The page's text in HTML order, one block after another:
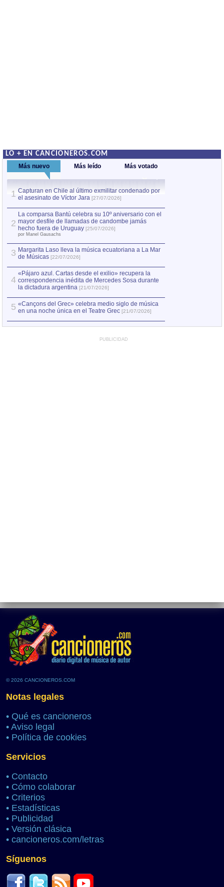
LO + EN CANCIONEROS.COM
Más nuevo Más leído Más votado
1 Capturan en Chile al último exmilitar condenado por
el asesinato de Víctor Jara [27/07/2026]
2
La comparsa Bantú celebra su 10º aniversario con el
mayor desfile de llamadas de candombe jamás
hecho fuera de Uruguay [25/07/2026]
por Manel Gausachs
3 Margarita Laso lleva la música ecuatoriana a La Mar
de Músicas [22/07/2026]
4
«Pájaro azul. Cartas desde el exilio» recupera la
correspondencia inédita de Mercedes Sosa durante
la dictadura argentina [21/07/2026]
5 «Cançons del Grec» celebra medio siglo de música
en una noche única en el Teatre Grec [21/07/2026]
PUBLICIDAD
© 2026 CANCIONEROS.COM
Notas legales
• Qué es cancioneros
• Aviso legal
• Política de cookies
Servicios
• Contacto
• Cómo colaborar
• Criterios
• Estadísticas
• Publicidad
• Versión clásica
• cancioneros.com/letras
Síguenos